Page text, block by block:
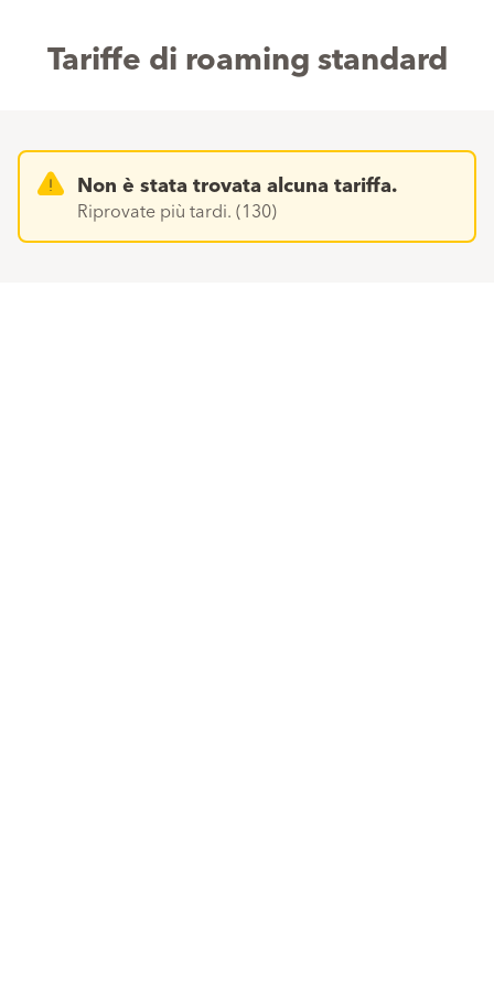
Tariffe di roaming standard
Non è stata trovata alcuna tariffa.
Riprovate più tardi. (130)